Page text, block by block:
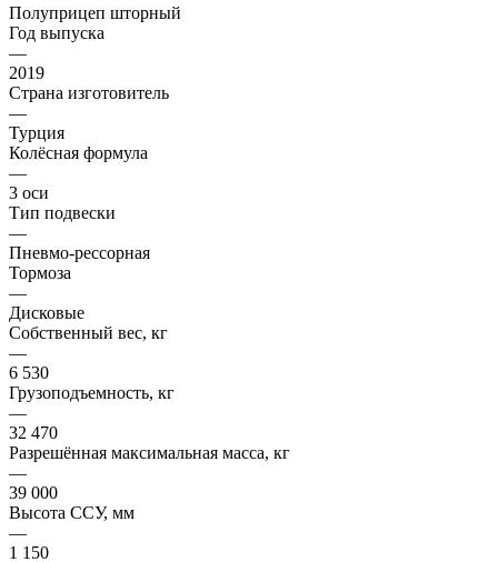
Полуприцеп шторный
Год выпуска
—
2019
Страна изготовитель
—
Турция
Колёсная формула
—
3 оси
Тип подвески
—
Пневмо-рессорная
Тормоза
—
Дисковые
Собственный вес, кг
—
6 530
Грузоподъемность, кг
—
32 470
Разрешённая максимальная масса, кг
—
39 000
Высота ССУ, мм
—
1 150